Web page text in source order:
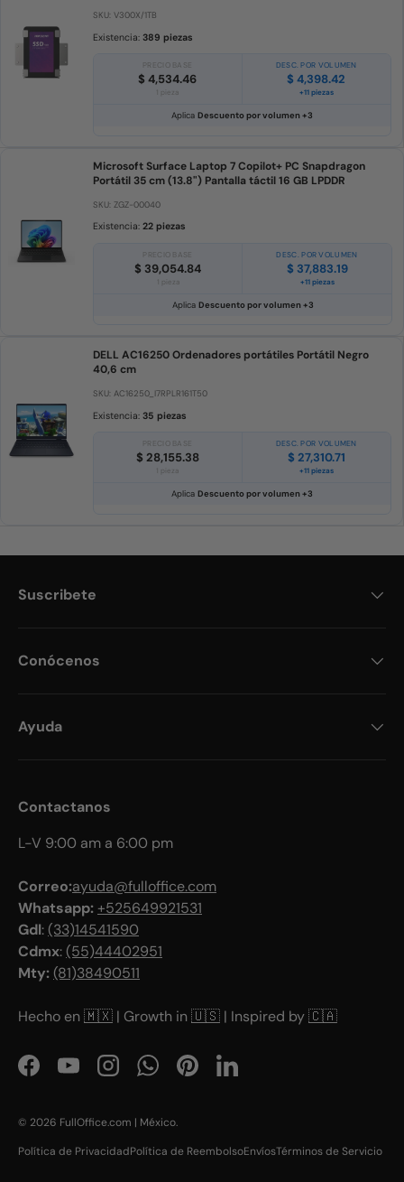
SKU: V300X/1TB
Existencia: 389 piezas
PRECIO BASE
$ 4,534.46
1 pieza
DESC. POR VOLUMEN
$ 4,398.42
+11 piezas
Aplica Descuento por volumen +3
Microsoft Surface Laptop 7 Copilot+ PC Snapdragon
Portátil 35 cm (13.8") Pantalla táctil 16 GB LPDDR
SKU: ZGZ-00040
Existencia: 22 piezas
PRECIO BASE
$ 39,054.84
1 pieza
DESC. POR VOLUMEN
$ 37,883.19
+11 piezas
Aplica Descuento por volumen +3
DELL AC16250 Ordenadores portátiles Portátil Negro
40,6 cm
SKU: AC16250_I7RPLR161T50
Existencia: 35 piezas
PRECIO BASE
$ 28,155.38
1 pieza
DESC. POR VOLUMEN
$ 27,310.71
+11 piezas
Aplica Descuento por volumen +3
Suscribete
Conócenos
Ayuda
Contactanos
L-V 9:00 am a 6:00 pm
Correo:ayuda@fulloffice.com
Whatsapp:+525649921531
Gdl: (33)14541590
Cdmx: (55)44402951
Mty: (81)38490511
Hecho en 🇲🇽 | Growth in 🇺🇸 | Inspired by🇨🇦
FacebookYouTubeInstagramWhatsApp
PinterestLinkedIn
© 2026 FullOffice.com | México.
Política de PrivacidadPolítica de ReembolsoEnvíosTérminos de Servicio